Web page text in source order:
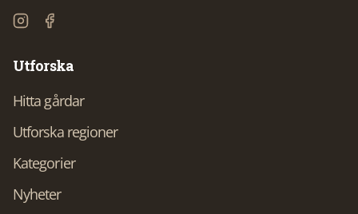
Utforska
Hitta gårdar
Utforska regioner
Kategorier
Nyheter